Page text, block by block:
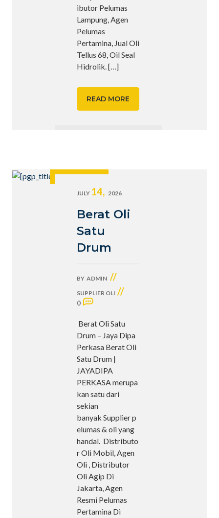
ibutor Pelumas
Lampung, Agen
Pelumas
Pertamina, Jual Oli
Tellus 68, Oil Seal
Hidrolik.[…]
READ MORE
JULY 14, 2026
Berat Oli
Satu
Drum
BY ADMIN //
SUPPLIER OLI //
0
Berat Oli Satu
Drum – Jaya Dipa
Perkasa Berat Oli
Satu Drum |
JAYADIPA
PERKASA merupa
kan satu dari
sekian
banyak Supplier p
elumas & oli yang
handal. Distributo
r Oli Mobil, Agen
Oli , Distributor
Oli Agip Di
Jakarta, Agen
Resmi Pelumas
Pertamina Di